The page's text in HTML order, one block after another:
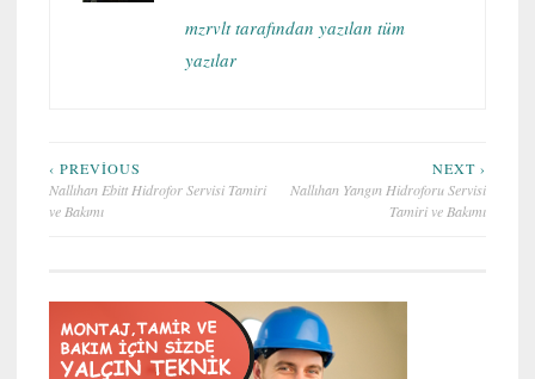
mzrvlt tarafından yazılan tüm
yazılar
Yazı
gezinmesi
‹ PREVIOUS
Nallıhan Ebitt Hidrofor Servisi Tamiri
ve Bakımı
NEXT ›
Nallıhan Yangın Hidroforu Servisi
Tamiri ve Bakımı